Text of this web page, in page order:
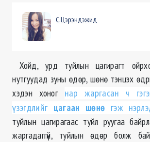
С.Цэрэндэжид
Хойд, урд туйлын цагирагт
нутгуудад зуны өдөр, шөнө тэнцэх
хэдэн хоног нар жаргасан ч
үзэгдлийг цагаан шөнө гэж
туйлын цагирагаас туйл руугаа
жаргадаггүй, туйлын өдөр болж